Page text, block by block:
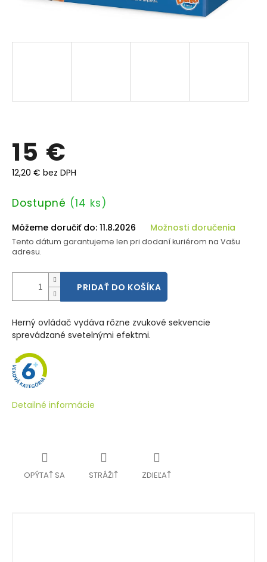
15 €
12,20 € bez DPH
Jednotková
Dostupné (14 ks)
Môžeme doručiť do: 11.8.2026 Možnosti doručenia
Tento dátum garantujeme len pri dodaní kuriérom na Vašu
adresu.
PRIDAŤ DO KOŠÍKA
Herný ovládač vydáva rôzne zvukové sekvencie
sprevádzané svetelnými efektmi.
Detailné informácie
OPÝTAŤ SA STRÁŽIŤ ZDIEĽAŤ